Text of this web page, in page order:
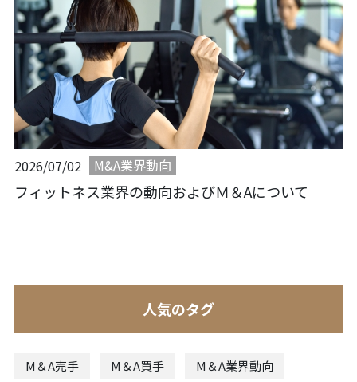
2026/07/02 M&A業界動向
フィットネス業界の動向およびＭ＆Aについて
人気のタグ
M＆A売手 M＆A買手 M＆A業界動向